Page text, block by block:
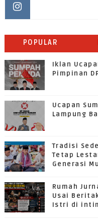
POPULAR
Iklan
Pimpinan
Ucapan
Lampung
Tradisi
Tetap
Generasi
Rumah
Usai
Istri di